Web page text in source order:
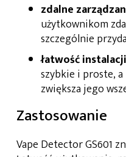
zdalne
użytkownikom
szczególnie
łatwość instalacji
szybkie i proste,
zwiększa jego
Zastosowanie
Vape Detector GS601